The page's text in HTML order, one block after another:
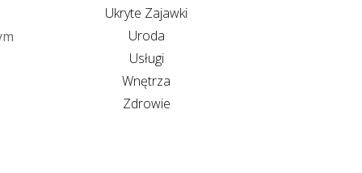
Ukryte Zajawki
Uroda
Usługi
Wnętrza
Zdrowie